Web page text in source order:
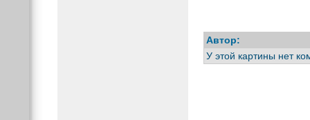
Автор:
У этой картины нет